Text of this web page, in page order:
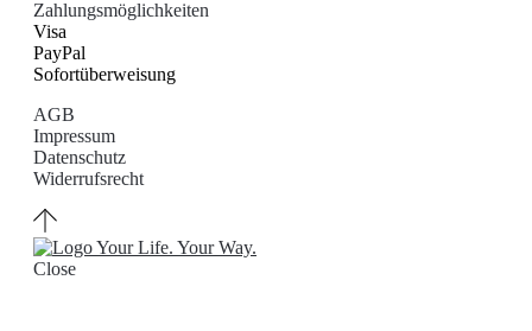
Zahlungsmöglichkeiten
Visa
PayPal
Sofortüberweisung
AGB
Impressum
Datenschutz
Widerrufsrecht
Close